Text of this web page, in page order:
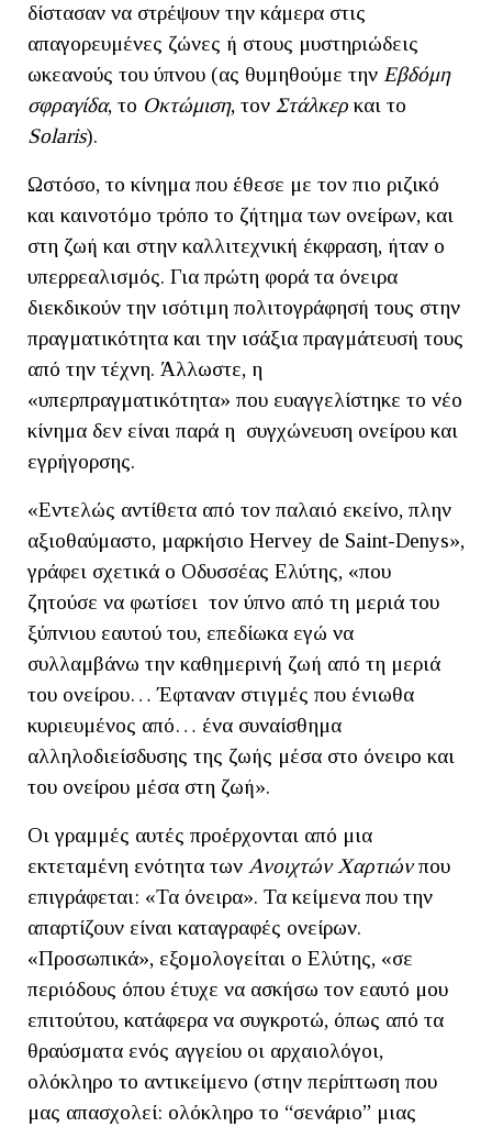
δίστασαν να στρέψουν την κάμερα στις
απαγορευμένες ζώνες ή στους μυστηριώδεις
ωκεανούς του ύπνου (ας θυμηθούμε την Εβδόμη
σφραγίδα, το Οκτώμιση, τον Στάλκερ και το
Solaris).
Ωστόσο, το κίνημα που έθεσε με τον πιο ριζικό
και καινοτόμο τρόπο το ζήτημα των ονείρων, και
στη ζωή και στην καλλιτεχνική έκφραση, ήταν ο
υπερρεαλισμός. Για πρώτη φορά τα όνειρα
διεκδικούν την ισότιμη πολιτογράφησή τους στην
πραγματικότητα και την ισάξια πραγμάτευσή τους
από την τέχνη. Άλλωστε, η
«υπερπραγματικότητα» που ευαγγελίστηκε το νέο
κίνημα δεν είναι παρά η συγχώνευση ονείρου και
εγρήγορσης.
«Εντελώς αντίθετα από τον παλαιό εκείνο, πλην
αξιοθαύμαστο, μαρκήσιο Hervey de Saint-Denys»,
γράφει σχετικά ο Οδυσσέας Ελύτης, «που
ζητούσε να φωτίσει τον ύπνο από τη μεριά του
ξύπνιου εαυτού του, επεδίωκα εγώ να
συλλαμβάνω την καθημερινή ζωή από τη μεριά
του ονείρου… Έφταναν στιγμές που ένιωθα
κυριευμένος από… ένα συναίσθημα
αλληλοδιείσδυσης της ζωής μέσα στο όνειρο και
του ονείρου μέσα στη ζωή».
Οι γραμμές αυτές προέρχονται από μια
εκτεταμένη ενότητα των Ανοιχτών Χαρτιώνπου
επιγράφεται: «Τα όνειρα». Τα κείμενα που την
απαρτίζουν είναι καταγραφές ονείρων.
«Προσωπικά», εξομολογείται ο Ελύτης, «σε
περιόδους όπου έτυχε να ασκήσω τον εαυτό μου
επιτούτου, κατάφερα να συγκροτώ, όπως από τα
θραύσματα ενός αγγείου οι αρχαιολόγοι,
ολόκληρο το αντικείμενο (στην περίπτωση που
μας απασχολεί: ολόκληρο το “σενάριο” μιας